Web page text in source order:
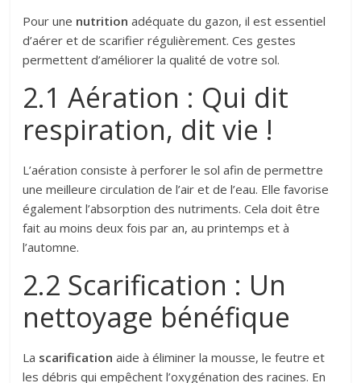
Pour une nutrition adéquate du gazon, il est essentiel
d’aérer et de scarifier régulièrement. Ces gestes
permettent d’améliorer la qualité de votre sol.
2.1 Aération : Qui dit
respiration, dit vie !
L’aération consiste à perforer le sol afin de permettre
une meilleure circulation de l’air et de l’eau. Elle favorise
également l’absorption des nutriments. Cela doit être
fait au moins deux fois par an, au printemps et à
l’automne.
2.2 Scarification : Un
nettoyage bénéfique
La scarification aide à éliminer la mousse, le feutre et
les débris qui empêchent l’oxygénation des racines. En